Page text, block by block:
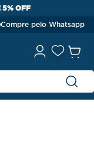
5% OFF
Compre pelo Whatsapp